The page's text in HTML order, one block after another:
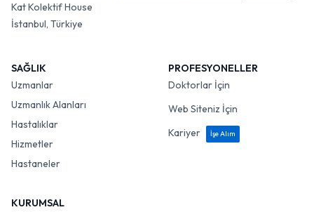
Kat Kolektif House
İstanbul, Türkiye
SAĞLIK
Uzmanlar
Uzmanlık Alanları
Hastalıklar
Hizmetler
Hastaneler
PROFESYONELLER
Doktorlar İçin
Web Siteniz İçin
Kariyer
İşe Alım
KURUMSAL